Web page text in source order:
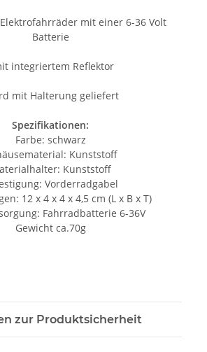
mit einer 6-36 Volt
Batterie
integriertem Reflektor
mit Halterung geliefert
Spezifikationen:
Farbe: schwarz
Kunststoff
Kunststoff
Vorderradgabel
12 x 4 x 4 x 4,5 cm (L x B x T)
Fahrradbatterie 6-36V
Gewicht ca.70g
zur Produktsicherheit